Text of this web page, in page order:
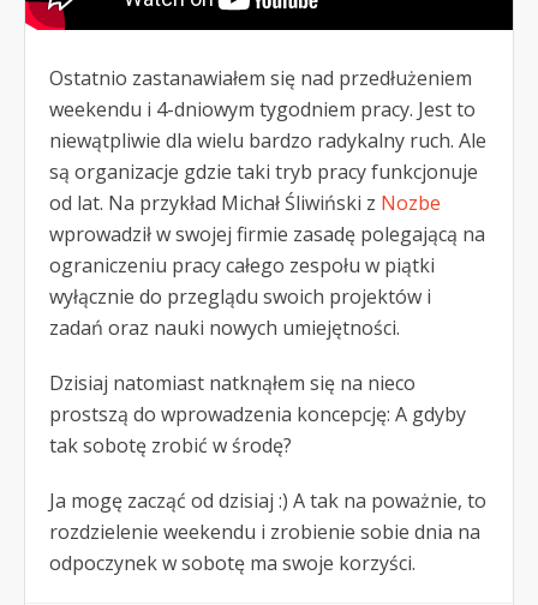
Ostatnio zastanawiałem się nad przedłużeniem
weekendu i 4-dniowym tygodniem pracy. Jest to
niewątpliwie dla wielu bardzo radykalny ruch. Ale
są organizacje gdzie taki tryb pracy funkcjonuje
od lat. Na przykład Michał Śliwiński z Nozbe
wprowadził w swojej firmie zasadę polegającą na
ograniczeniu pracy całego zespołu w piątki
wyłącznie do przeglądu swoich projektów i
zadań oraz nauki nowych umiejętności.
Dzisiaj natomiast natknąłem się na nieco
prostszą do wprowadzenia koncepcję: A gdyby
tak sobotę zrobić w środę?
Ja mogę zacząć od dzisiaj :) A tak na poważnie, to
rozdzielenie weekendu i zrobienie sobie dnia na
odpoczynek w sobotę ma swoje korzyści.